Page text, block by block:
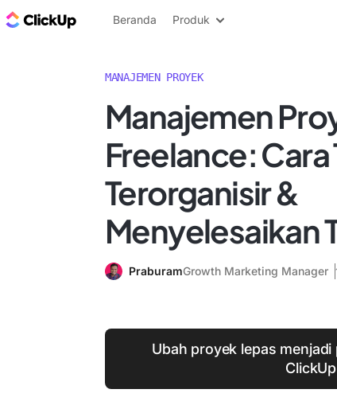
Blog ClickUp
Beranda Produk
MANAJEMEN PROYEK
Manajemen
Freelance: Cara
Terorganisir &
Menyelesaikan
PraburamGrowth Marketing Manager
Ubah proyek lepas
ClickUp